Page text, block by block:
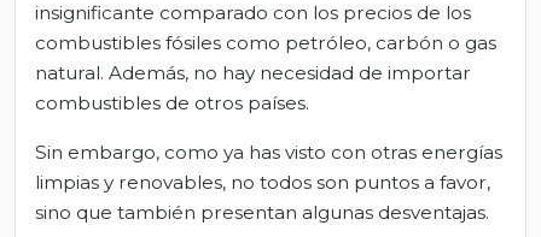
insignificante comparado con los precios de los
combustibles fósiles como petróleo, carbón o gas
natural. Además, no hay necesidad de importar
combustibles de otros países.
Sin embargo, como ya has visto con otras energías
limpias y renovables, no todos son puntos a favor,
sino que también presentan algunas desventajas.